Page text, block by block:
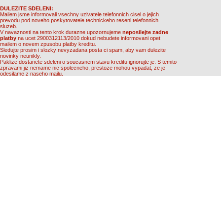
DULEZITE SDELENI:
Mailem jsme informovali vsechny uzivatele telefonnich cisel o jejich
prevodu pod noveho poskytovatele technickeho reseni telefonnich
sluzeb.
V navaznosti na tento krok durazne upozornujeme neposilejte zadne
platby na ucet 2900312113/2010 dokud nebudete informovani opet
mailem o novem zpusobu platby kreditu.
Sledujte prosim i slozky nevyzadana posta ci spam, aby vam dulezite
novinky neunikly.
Paklize dostanete sdeleni o soucasnem stavu kreditu ignorujte je. S temito
zpravami jiz nemame nic spolecneho, prestoze mohou vypadat, ze je
odesilame z naseho mailu.